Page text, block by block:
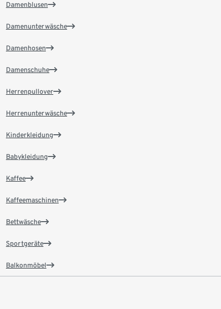
Damenblusen
Damenunterwäsche
Damenhosen
Damenschuhe
Herrenpullover
Herrenunterwäsche
Kinderkleidung
Babykleidung
Kaffee
Kaffeemaschinen
Bettwäsche
Sportgeräte
Balkonmöbel